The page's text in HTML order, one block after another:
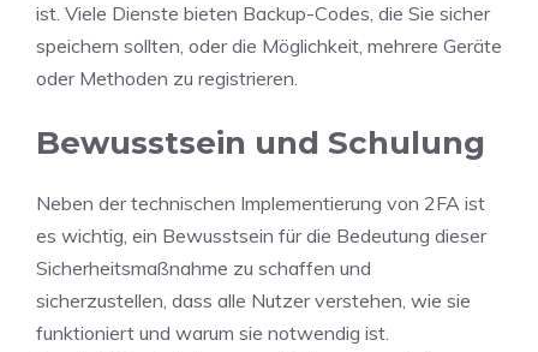
ist. Viele Dienste bieten Backup-Codes, die Sie sicher
speichern sollten, oder die Möglichkeit, mehrere Geräte
oder Methoden zu registrieren.
Bewusstsein und Schulung
Neben der technischen Implementierung von 2FA ist
es wichtig, ein Bewusstsein für die Bedeutung dieser
Sicherheitsmaßnahme zu schaffen und
sicherzustellen, dass alle Nutzer verstehen, wie sie
funktioniert und warum sie notwendig ist.